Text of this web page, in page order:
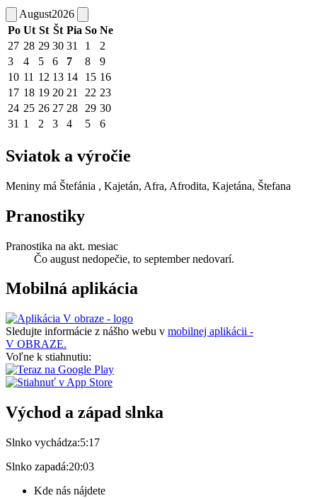
August2026
Po Ut St Št Pia So Ne
27 28 29 30 31 1
2
3
4 5 6 7 8
9
10 11 12 13 14 15 16
17 18 19 20 21 22 23
24 25 26 27 28 29 30
31 1 2 3 4 5 6
Sviatok a výročie
Meniny má Štefánia , Kajetán, Afra, Afrodita, Kajetána, Štefana
Pranostiky
Pranostika na akt. mesiac
Čo august nedopečie, to september nedovarí.
Mobilná aplikácia
Sledujte informácie z nášho webu v mobilnej aplikácii -
V OBRAZE.
Voľne k stiahnutiu:
Východ a západ slnka
Slnko vychádza:5:17
Slnko zapadá:20:03
Kde nás nájdete